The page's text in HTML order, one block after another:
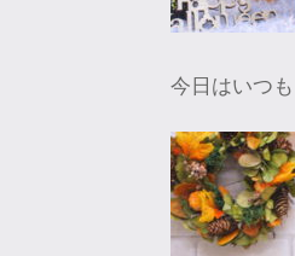
今日はいつ